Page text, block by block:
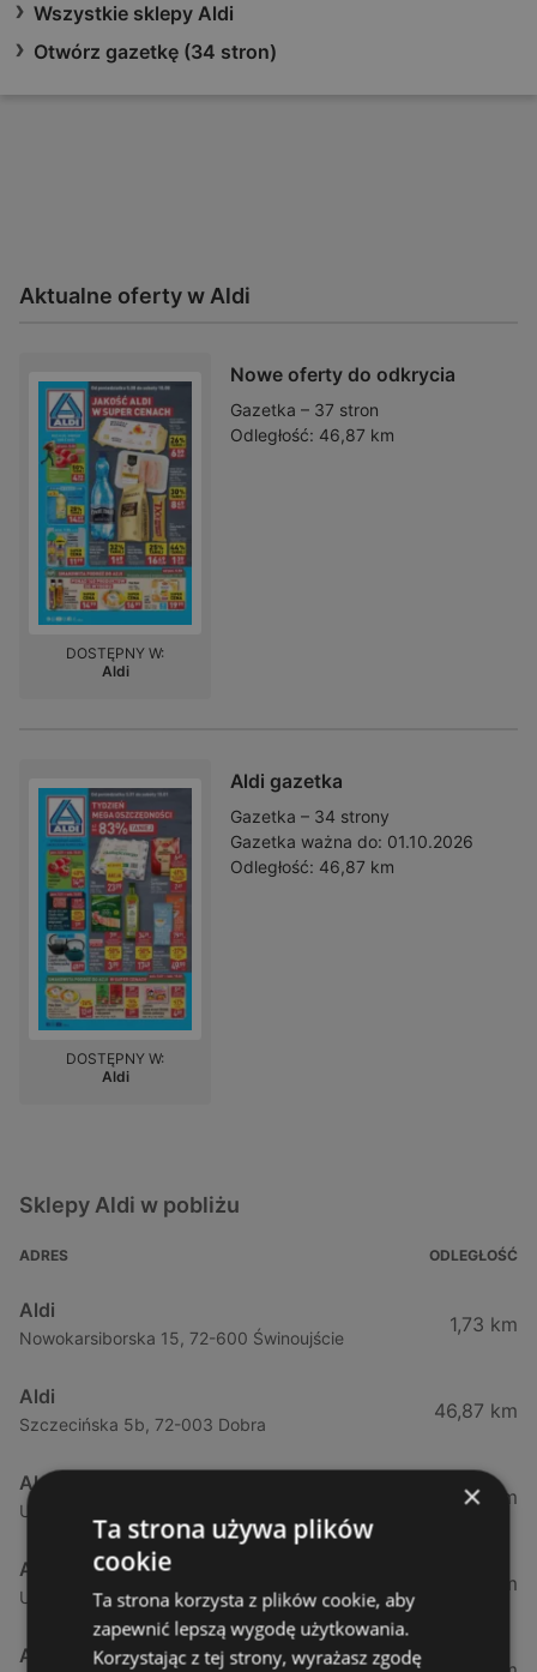
Wszystkie sklepy Aldi
Otwórz gazetkę (34 stron)
Aktualne oferty w Aldi
Nowe oferty do odkrycia
Gazetka – 37 stron
Odległość: 46,87 km
DOSTĘPNY W:
Aldi
Aldi gazetka
Gazetka – 34 strony
Gazetka ważna do: 01.10.2026
Odległość: 46,87 km
DOSTĘPNY W:
Aldi
Sklepy Aldi w pobliżu
ADRES ODLEGŁOŚĆ
Aldi
Nowokarsiborska 15, 72-600 Świnoujście
1,73 km
Aldi
Szczecińska 5b, 72-003 Dobra
46,87 km
Aldi
Ul. Sobola 1, 71-837 Szczecin
50,37 km
Aldi
Ulica Przyjaciół Żołnierza 128, 71-899 Szczecin
53,27 km
Aldi
×
Ta strona używa plików
cookie
Ta strona korzysta z plików cookie, aby
zapewnić lepszą wygodę użytkowania.
Korzystając z tej strony, wyrażasz zgodę